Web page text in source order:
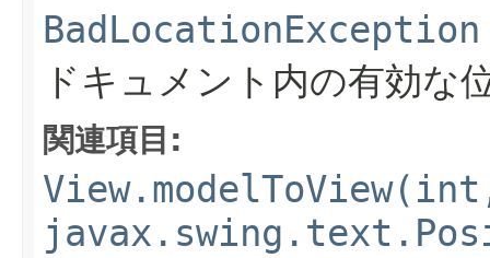
BadLocationException
ドキュメント内の有効な
関連項目: